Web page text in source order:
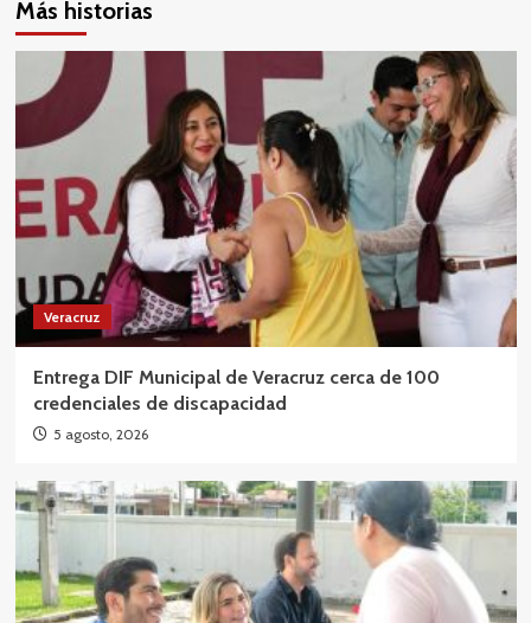
Más historias
Veracruz
Entrega DIF Municipal de Veracruz cerca de 100
credenciales de discapacidad
5 agosto, 2026